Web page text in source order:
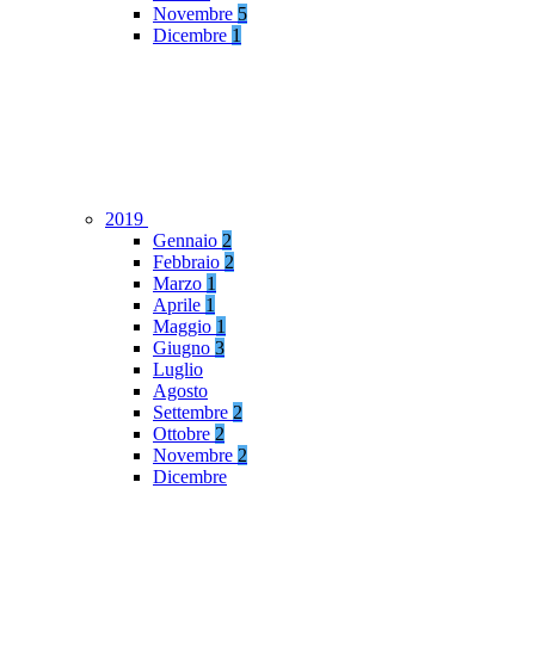
Novembre 5
Dicembre 1
2019
Gennaio 2
Febbraio 2
Marzo 1
Aprile 1
Maggio 1
Giugno 3
Luglio
Agosto
Settembre 2
Ottobre 2
Novembre 2
Dicembre